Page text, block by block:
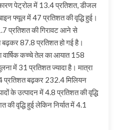
पेट्रोल में 13.4 प्रतिशत, डीजल
फ्यूल में 47 प्रतिशत की वृद्धि हुई।
प्रतिशत की गिरावट आने से
बढ़कर 87.8 प्रतिशत हो गई है।
वार्षिक कच्चे तेल का आयात 158
में 31 प्रतिशत ज्यादा है। मात्रा
बढ़कर 232.4 मिलियन
के उत्पादन में 4.8 प्रतिशत की वृद्धि
वृद्धि हुई लेकिन निर्यात में 4.1